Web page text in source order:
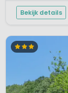
Bekijk details